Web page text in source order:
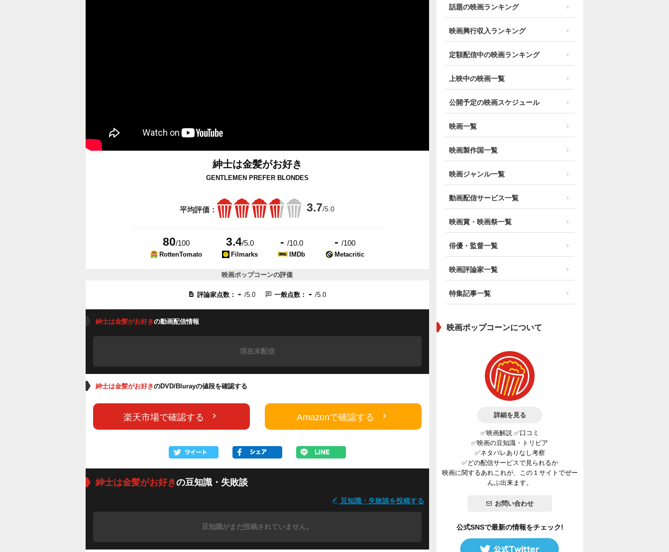
紳士は金髪がお好き
GENTLEMEN PREFER BLONDES
平均評価： 3.7/5.0
80/100
RottenTomato
3.4/5.0
Filmarks
- /10.0
IMDb
- /100
Metacritic
映画ポップコーンの評価
評論家点数： -/5.0 一般点数： -/5.0
紳士は金髪がお好きの動画配信情報
現在未配信
紳士は金髪がお好きのDVD/Blurayの値段を確認する
楽天市場で確認する Amazonで確認する
紳士は金髪がお好きの豆知識・失敗談
豆知識・失敗談を投稿する
豆知識がまだ投稿されていません。
話題の映画ランキング
映画興行収入ランキング
定額配信中の映画ランキング
上映中の映画一覧
公開予定の映画スケジュール
映画一覧
映画製作国一覧
映画ジャンル一覧
動画配信サービス一覧
映画賞・映画祭一覧
俳優・監督一覧
映画評論家一覧
特集記事一覧
映画ポップコーンについて
詳細を見る
✅映画解説 ✅口コミ
✅映画の豆知識・トリビア
✅ネタバレありなし考察
✅どの配信サービスで見られるか
映画に関するあれこれが、この１サイトでぜー
んぶ出来ます。
お問い合わせ
公式SNSで最新の情報をチェック!